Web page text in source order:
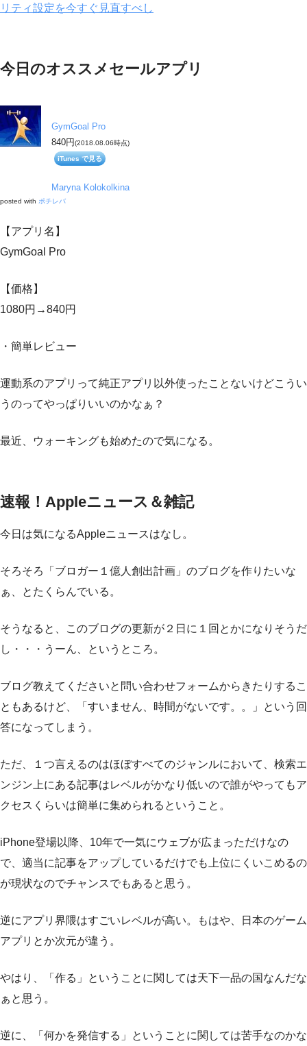
リティ設定を今すぐ見直すべし
今日のオススメセールアプリ
GymGoal Pro
840円(2018.08.06時点)
iTunes で見る
Maryna Kolokolkina
posted with ポチレバ
【アプリ名】
GymGoal Pro
【価格】
1080円→840円
・簡単レビュー
運動系のアプリって純正アプリ以外使ったことないけどこうい
うのってやっぱりいいのかなぁ？
最近、ウォーキングも始めたので気になる。
速報！Appleニュース＆雑記
今日は気になるAppleニュースはなし。
そろそろ「ブロガー１億人創出計画」のブログを作りたいな
ぁ、とたくらんでいる。
そうなると、このブログの更新が２日に１回とかになりそうだ
し・・・うーん、というところ。
ブログ教えてくださいと問い合わせフォームからきたりするこ
ともあるけど、「すいません、時間がないです。。」という回
答になってしまう。
ただ、１つ言えるのはほぼすべてのジャンルにおいて、検索エ
ンジン上にある記事はレベルがかなり低いので誰がやってもア
クセスくらいは簡単に集められるということ。
iPhone登場以降、10年で一気にウェブが広まっただけなの
で、適当に記事をアップしているだけでも上位にくいこめるの
が現状なのでチャンスでもあると思う。
逆にアプリ界隈はすごいレベルが高い。もはや、日本のゲーム
アプリとか次元が違う。
やはり、「作る」ということに関しては天下一品の国なんだな
ぁと思う。
逆に、「何かを発信する」ということに関しては苦手なのかな